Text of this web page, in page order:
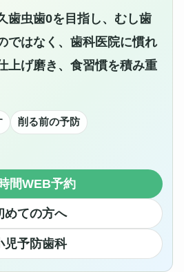
歯虫歯0を目指し、むし歯
ではなく、歯科医院に慣れ
上げ磨き、食習慣を積み重
削る前の予防
間WEB予約
めての方へ
児予防歯科